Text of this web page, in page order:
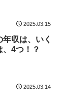
2025.03.15
年収は、いく
、4つ！？
2025.03.14